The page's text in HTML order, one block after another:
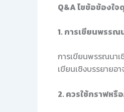
Q&A ไขข้อข้องใ
1. การเขียนพรรณ
การเขียนพรรณนาเ
เขียนเชิงบรรยายอ
2. ควรใช้กราฟห